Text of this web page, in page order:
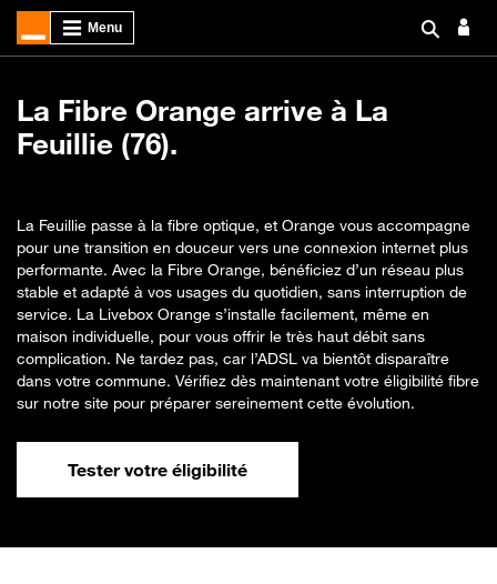
La Fibre Orange arrive à La
Feuillie (76).
La Feuillie passe à la fibre optique, et Orange vous accompagne
pour une transition en douceur vers une connexion internet plus
performante. Avec la Fibre Orange, bénéficiez d’un réseau plus
stable et adapté à vos usages du quotidien, sans interruption de
service. La Livebox Orange s’installe facilement, même en
maison individuelle, pour vous offrir le très haut débit sans
complication. Ne tardez pas, car l’ADSL va bientôt disparaître
dans votre commune. Vérifiez dès maintenant votre éligibilité fibre
sur notre site pour préparer sereinement cette évolution.
Tester votre éligibilité